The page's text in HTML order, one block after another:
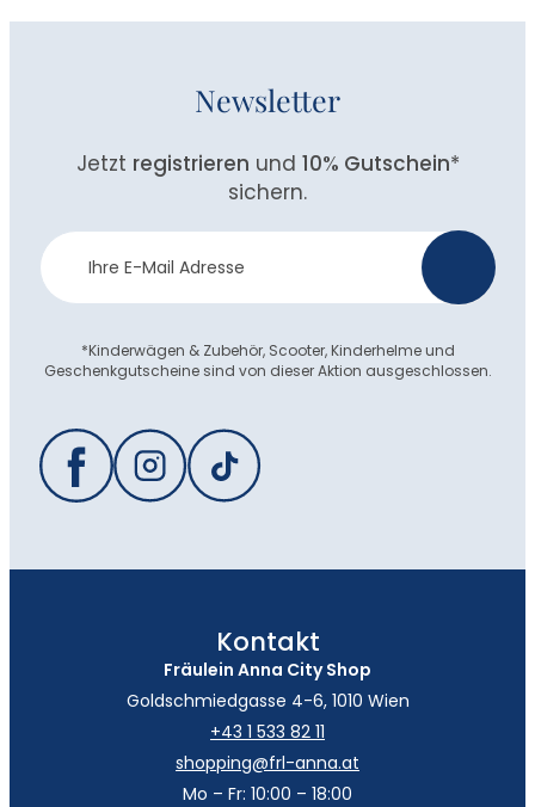
Newsletter
Jetzt registrieren und 10% Gutschein*
sichern.
Newsletter
Anmeldung
*Kinderwägen & Zubehör, Scooter, Kinderhelme und
Geschenkgutscheine sind von dieser Aktion ausgeschlossen.
Kontakt
Fräulein Anna City Shop
Goldschmiedgasse 4-6, 1010 Wien
+43 1 533 82 11
shopping@frl-anna.at
Mo – Fr: 10:00 – 18:00